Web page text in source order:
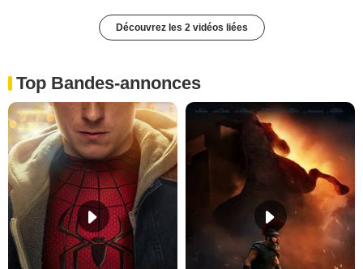
Découvrez les 2 vidéos liées
Top Bandes-annonces